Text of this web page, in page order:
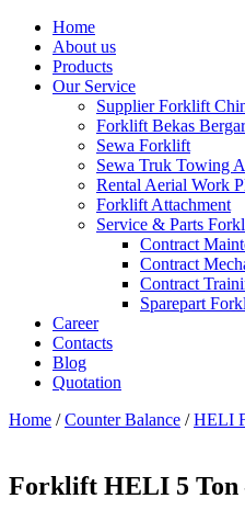
Home
About us
Products
Our Service
Supplier Forklift
Forklift Bekas
Sewa Forklift
Sewa Truk Towing
Rental Aerial Work
Forklift Attachment
Service & Parts
Contract
Contract
Contract
Sparepart
Career
Contacts
Blog
Quotation
Home /Counter Balance /HELI
Forklift HELI 5 Ton